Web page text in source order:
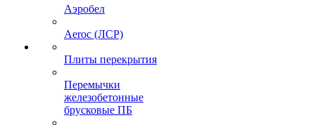
Аэробел
Aeroc (ЛСР)
Плиты перекрытия
Перемычки
железобетонные
брусковые ПБ